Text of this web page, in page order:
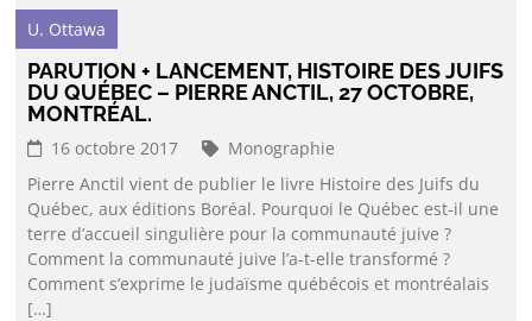
U. Ottawa
PARUTION + LANCEMENT, HISTOIRE DES JUIFS
DU QUÉBEC – PIERRE ANCTIL, 27 OCTOBRE,
MONTRÉAL.
16 octobre 2017
Monographie
Pierre Anctil vient de publier le livre Histoire des Juifs du
Québec, aux éditions Boréal. Pourquoi le Québec est-il une
terre d’accueil singulière pour la communauté juive ?
Comment la communauté juive l’a-t-elle transformé ?
Comment s’exprime le judaïsme québécois et montréalais
[…]